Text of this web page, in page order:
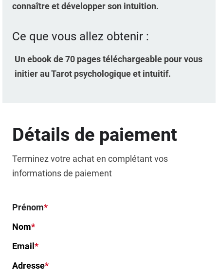
connaître et développer son intuition.
Ce que vous allez obtenir :
Un ebook de 70 pages téléchargeable pour vous
initier au Tarot psychologique et intuitif.
Détails de paiement
Terminez votre achat en complétant vos
informations de paiement
Prénom*
Nom*
Email*
Adresse*